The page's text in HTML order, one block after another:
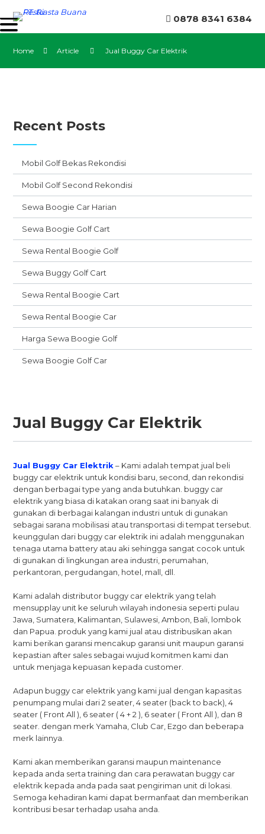
0878 8341 6384
Home Article Jual Buggy Car Elektrik
Recent Posts
Mobil Golf Bekas Rekondisi
Mobil Golf Second Rekondisi
Sewa Boogie Car Harian
Sewa Boogie Golf Cart
Sewa Rental Boogie Golf
Sewa Buggy Golf Cart
Sewa Rental Boogie Cart
Sewa Rental Boogie Car
Harga Sewa Boogie Golf
Sewa Boogie Golf Car
Jual Buggy Car Elektrik
Jual Buggy Car Elektrik – Kami adalah tempat jual beli
buggy car elektrik untuk kondisi baru, second, dan rekondisi
dengan berbagai type yang anda butuhkan. buggy car
elektrik yang biasa di katakan orang saat ini banyak di
gunakan di berbagai kalangan industri untuk di gunakan
sebagai sarana mobilisasi atau transportasi di tempat tersebut.
keunggulan dari buggy car elektrik ini adalah menggunakan
tenaga utama battery atau aki sehingga sangat cocok untuk
di gunakan di lingkungan area industri, perumahan,
perkantoran, pergudangan, hotel, mall, dll.
Kami adalah distributor buggy car elektrik yang telah
mensupplay unit ke seluruh wilayah indonesia seperti pulau
Jawa, Sumatera, Kalimantan, Sulawesi, Ambon, Bali, lombok
dan Papua. produk yang kami jual atau distribusikan akan
kami berikan garansi mencakup garansi unit maupun garansi
kepastian after sales sebagai wujud komitmen kami dan
untuk menjaga kepuasan kepada customer.
Adapun buggy car elektrik yang kami jual dengan kapasitas
penumpang mulai dari 2 seater, 4 seater (back to back), 4
seater ( Front All ), 6 seater ( 4 + 2 ), 6 seater ( Front All ), dan 8
seater. dengan merk Yamaha, Club Car, Ezgo dan beberapa
merk lainnya.
Kami akan memberikan garansi maupun maintenance
kepada anda serta training dan cara perawatan buggy car
elektrik kepada anda pada saat pengiriman unit di lokasi.
Semoga kehadiran kami dapat bermanfaat dan memberikan
kontribusi besar terhadap usaha anda.